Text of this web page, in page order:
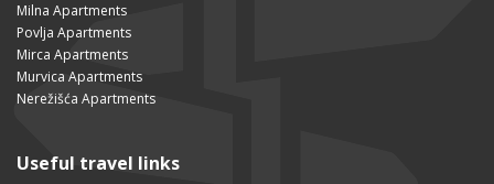
Milna Apartments
Povlja Apartments
Mirca Apartments
Murvica Apartments
Nerežišća Apartments
Useful travel links